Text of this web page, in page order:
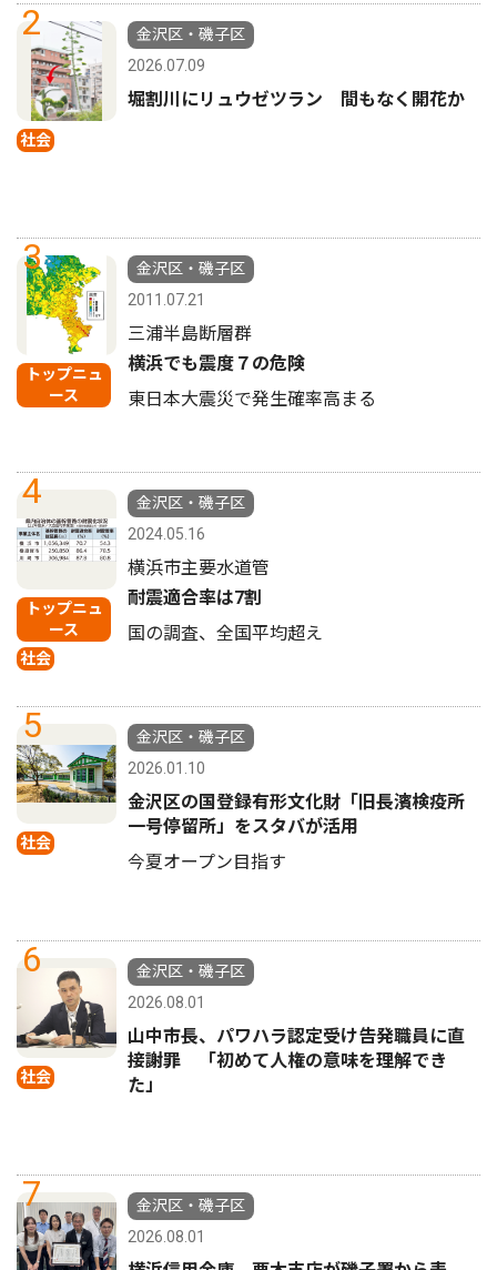
2
社会
金沢区・磯子区
2026.07.09
堀割川にリュウゼツラン 間もなく開花か
3
トップニュ
ース
金沢区・磯子区
2011.07.21
三浦半島断層群
横浜でも震度７の危険
東日本大震災で発生確率高まる
4
トップニュ
ース
社会
金沢区・磯子区
2024.05.16
横浜市主要水道管
耐震適合率は7割
国の調査、全国平均超え
5
社会
金沢区・磯子区
2026.01.10
金沢区の国登録有形文化財「旧長濱検疫所
一号停留所」をスタバが活用
今夏オープン目指す
6
社会
金沢区・磯子区
2026.08.01
山中市長、パワハラ認定受け告発職員に直
接謝罪 「初めて人権の意味を理解でき
た」
7
金沢区・磯子区
2026.08.01